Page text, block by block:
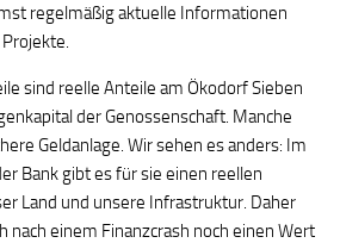
regelmäßig aktuelle Informationen
sind reelle Anteile am Ökodorf Sieben
der Genossenschaft. Manche
Geldanlage. Wir sehen es anders: Im
Bank gibt es für sie einen reellen
Land und unsere Infrastruktur. Daher
nach einem Finanzcrash noch einen Wert